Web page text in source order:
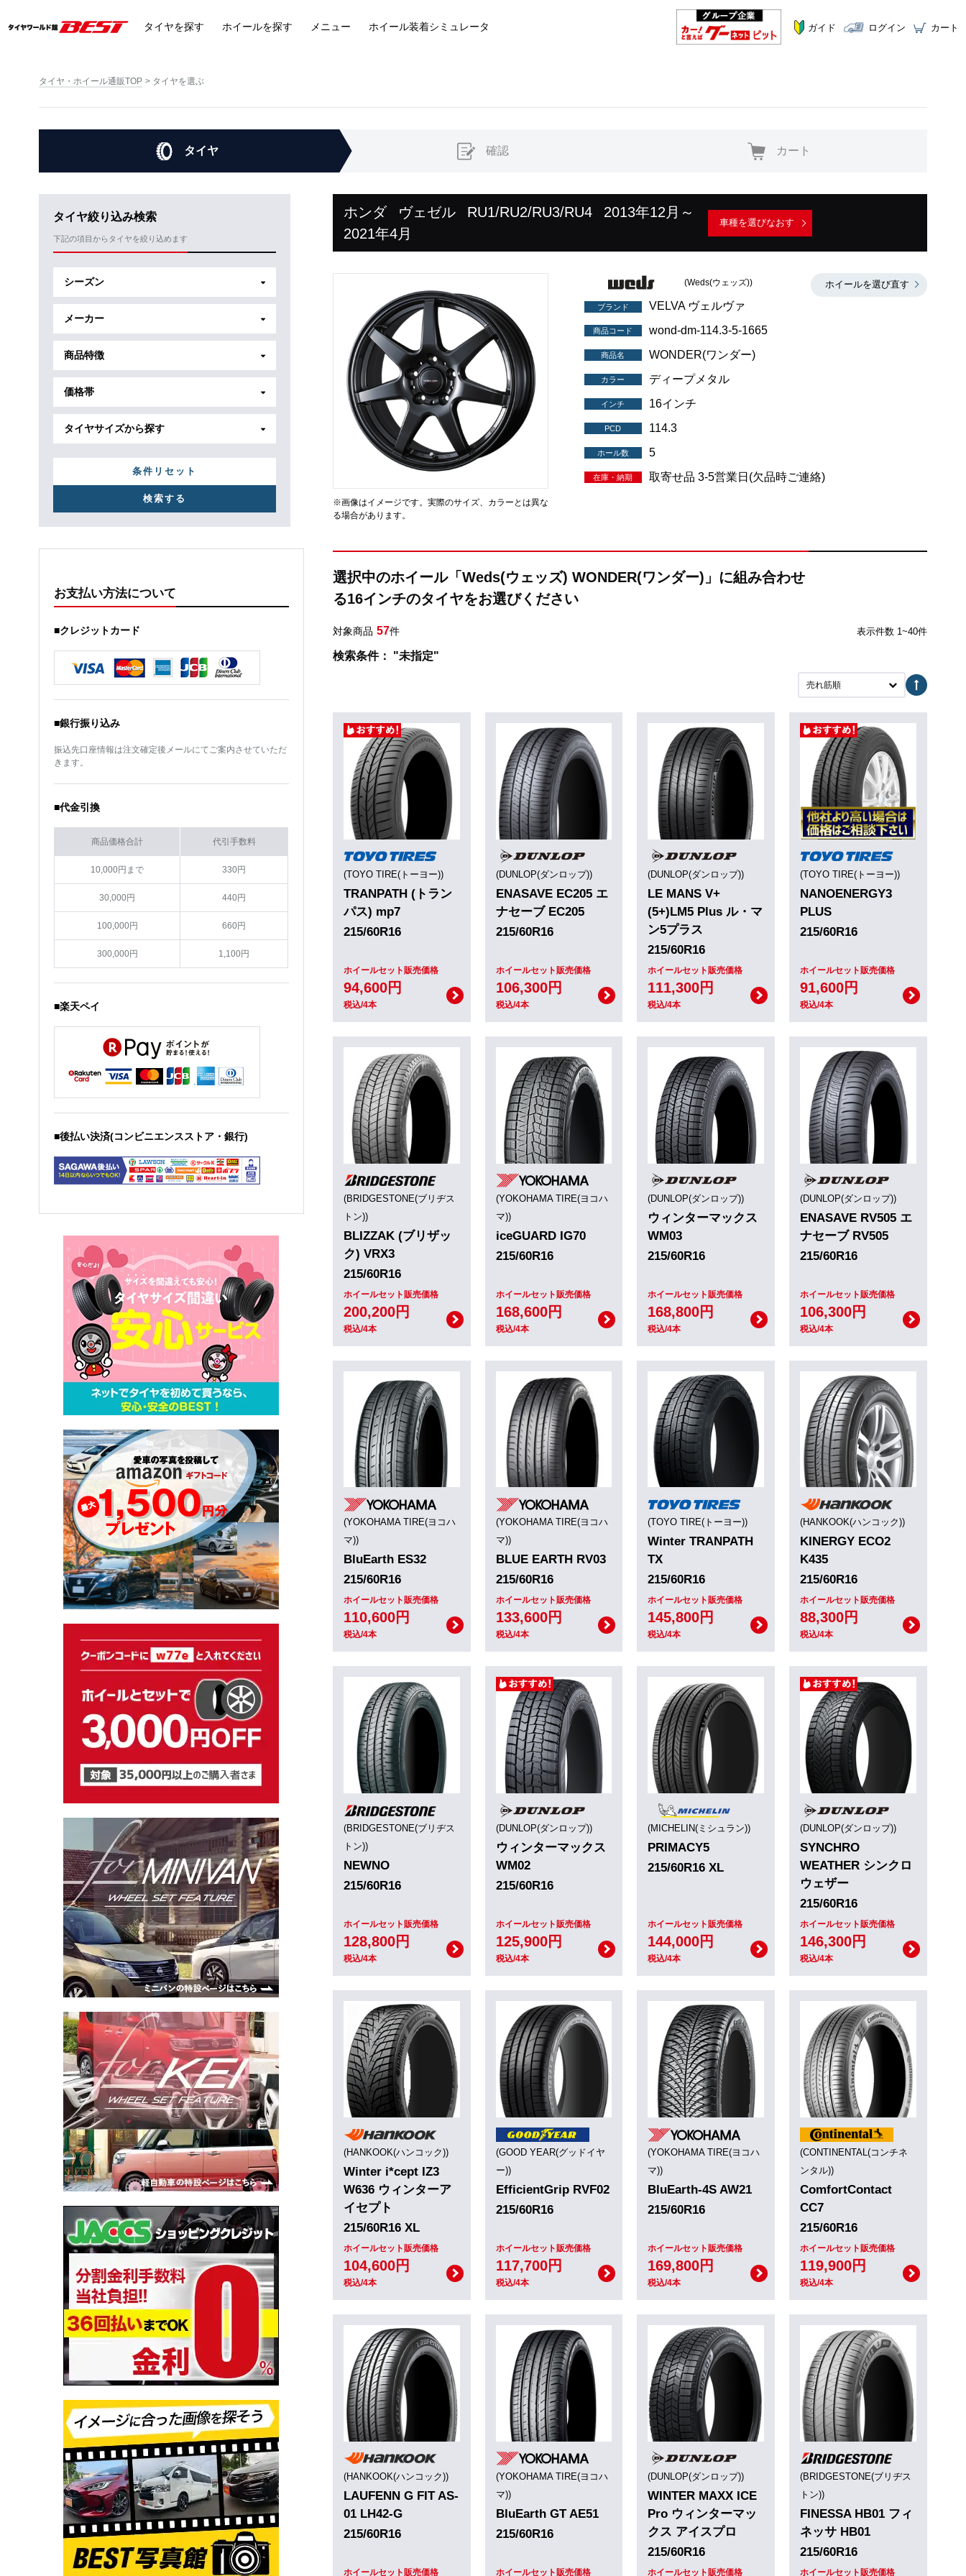
タイヤを探す ホイールを探す メニュー ホイール装着シミュレータ ガイド ログイン カート
タイヤ・ホイール通販TOP タイヤを選ぶ
タイヤ 確認 カート
タイヤ絞り込み検索
下記の項目からタイヤを絞り込めます
シーズン
メーカー
商品特徴
価格帯
タイヤサイズから探す
条件リセット
お支払い方法について
■クレジットカード
■銀行振り込み
振込先口座情報は注文確定後メールにてご案内させていただ
きます。
■代金引換
商品価格合計 代引手数料
10,000円まで 330円
30,000円 440円
100,000円 660円
300,000円 1,100円
■楽天ペイ
■後払い決済(コンビニエンスストア・銀行)
ホンダ ヴェゼル RU1/RU2/RU3/RU4
2013年12月～
2021年4月
車種を選びなおす
※画像はイメージです。実際のサイズ、カラーとは異な
る場合があります。
ホイールを選び直す
(Weds(ウェッズ))
ブランド VELVA ヴェルヴァ
商品コード wond-dm-114.3-5-1665
商品名 WONDER(ワンダー)
カラー ディープメタル
インチ 16インチ
PCD 114.3
ホール数 5
在庫・納期 取寄せ品 3-5営業日(欠品時ご連絡)
選択中のホイール「Weds(ウェッズ) WONDER(ワンダー)」に組み合わせ
る16インチのタイヤをお選びください
対象商品 57件 表示件数 1~40件
検索条件： "未指定"
売れ筋順
(TOYO TIRE(トーヨー))
TRANPATH (トラン
パス) mp7
215/60R16
ホイールセット販売価格
94,600円
税込/4本
(DUNLOP(ダンロップ))
ENASAVE EC205 エ
ナセーブ EC205
215/60R16
ホイールセット販売価格
106,300円
税込/4本
(DUNLOP(ダンロップ))
LE MANS V+
(5+)LM5 Plus ル・マ
ン5プラス
215/60R16
ホイールセット販売価格
111,300円
税込/4本
(TOYO TIRE(トーヨー))
NANOENERGY3
PLUS
215/60R16
ホイールセット販売価格
91,600円
税込/4本
(BRIDGESTONE(ブリヂス
トン))
BLIZZAK (ブリザッ
ク) VRX3
215/60R16
ホイールセット販売価格
200,200円
税込/4本
(YOKOHAMA TIRE(ヨコハ
マ))
iceGUARD IG70
215/60R16
ホイールセット販売価格
168,600円
税込/4本
(DUNLOP(ダンロップ))
ウィンターマックス
WM03
215/60R16
ホイールセット販売価格
168,800円
税込/4本
(DUNLOP(ダンロップ))
ENASAVE RV505 エ
ナセーブ RV505
215/60R16
ホイールセット販売価格
106,300円
税込/4本
(YOKOHAMA TIRE(ヨコハ
マ))
BluEarth ES32
215/60R16
ホイールセット販売価格
110,600円
税込/4本
(YOKOHAMA TIRE(ヨコハ
マ))
BLUE EARTH RV03
215/60R16
ホイールセット販売価格
133,600円
税込/4本
(TOYO TIRE(トーヨー))
Winter TRANPATH
TX
215/60R16
ホイールセット販売価格
145,800円
税込/4本
(HANKOOK(ハンコック))
KINERGY ECO2
K435
215/60R16
ホイールセット販売価格
88,300円
税込/4本
(BRIDGESTONE(ブリヂス
トン))
NEWNO
215/60R16
ホイールセット販売価格
128,800円
税込/4本
(DUNLOP(ダンロップ))
ウィンターマックス
WM02
215/60R16
ホイールセット販売価格
125,900円
税込/4本
(MICHELIN(ミシュラン))
PRIMACY5
215/60R16 XL
ホイールセット販売価格
144,000円
税込/4本
(DUNLOP(ダンロップ))
SYNCHRO
WEATHER シンクロ
ウェザー
215/60R16
ホイールセット販売価格
146,300円
税込/4本
(HANKOOK(ハンコック))
Winter i*cept IZ3
W636 ウィンターア
イセプト
215/60R16 XL
ホイールセット販売価格
104,600円
税込/4本
(GOOD YEAR(グッドイヤ
ー))
EfficientGrip RVF02
215/60R16
ホイールセット販売価格
117,700円
税込/4本
(YOKOHAMA TIRE(ヨコハ
マ))
BluEarth-4S AW21
215/60R16
ホイールセット販売価格
169,800円
税込/4本
(CONTINENTAL(コンチネ
ンタル))
ComfortContact
CC7
215/60R16
ホイールセット販売価格
119,900円
税込/4本
(HANKOOK(ハンコック))
LAUFENN G FIT AS-
01 LH42-G
215/60R16
ホイールセット販売価格
(YOKOHAMA TIRE(ヨコハ
マ))
BluEarth GT AE51
215/60R16
ホイールセット販売価格
(DUNLOP(ダンロップ))
WINTER MAXX ICE
Pro ウィンターマッ
クス アイスプロ
215/60R16
ホイールセット販売価格
(BRIDGESTONE(ブリヂス
トン))
FINESSA HB01 フィ
ネッサ HB01
215/60R16
ホイールセット販売価格